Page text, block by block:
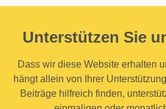
Unterstützen Sie
Dass wir diese Website erhalten
hängt allein von Ihrer
Beiträge hilfreich finden,